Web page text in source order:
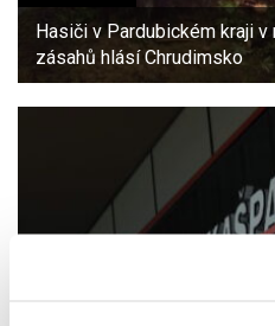
Hasiči v Pardubickém kraji
zásahů hlásí Chrudimsko